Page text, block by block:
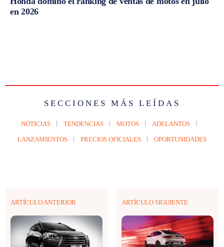
en 2026
SECCIONES MÁS LEÍDAS
NOTICIAS TENDENCIAS MOTOS ADELANTOS
LANZAMIENTOS PRECIOS OFICIALES OPORTUNIDADES
ARTÍCULO ANTERIOR ARTÍCULO SIGUIENTE